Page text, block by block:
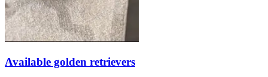
Available golden retrievers